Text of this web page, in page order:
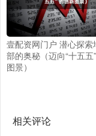
壹配资网门户 潜心探索
部的奥秘（迈向“十五五
图景）
相关评论